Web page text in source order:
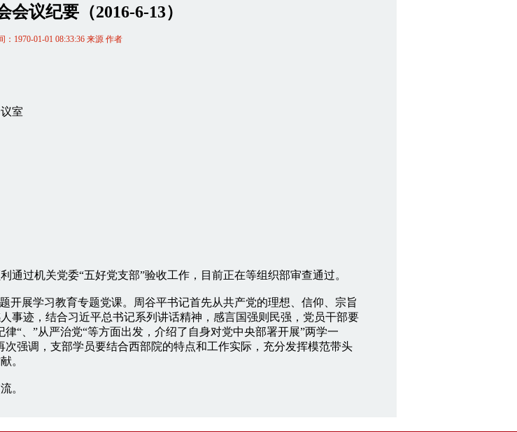
会议纪要（2016-6-13）
：1970-01-01 08:33:36 来源 作者
室
通过机关党委“五好党支部”验收工作，目前正在等组织部审查通过。
开展学习教育专题党课。周谷平书记首先从共产党的理想、信仰、宗旨
事迹，结合习近平总书记系列讲话精神，感言国强则民强，党员干部要
“、”从严治党“等方面出发，介绍了自身对党中央部署开展”两学一
强调，支部学员要结合西部院的特点和工作实际，充分发挥模范带头
。
。